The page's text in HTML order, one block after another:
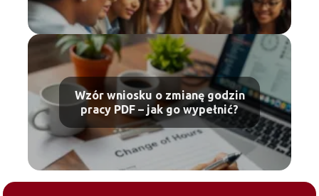
Wzór wniosku o zmianę godzin
pracy PDF – jak go wypełnić?